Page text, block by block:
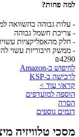
למה פחות?
- עלות גבוהה בהשוואה
- צריכת חשמל גבוהה
- חלק מהאפליקציות
- ממשק חיבוריות עשוי
₪4290
לחיפוש ב-Amazon
לרכישה ב-KSP
קרא/י עוד >
הוספה למועדפים
הסרה
דגמים נוספים
מסכי טלוויזיה